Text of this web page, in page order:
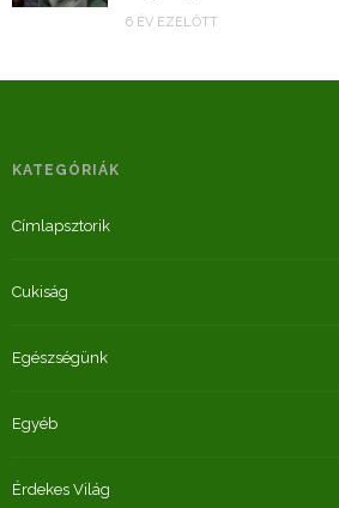
6 ÉV EZELŐTT
KATEGÓRIÁK
Címlapsztorik
Cukiság
Egészségünk
Egyéb
Érdekes Világ